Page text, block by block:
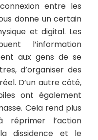
entre les
donne un certain
et digital. Les
l’information
aux gens de se
d’organiser des
D’un autre côté,
ont également
Cela rend plus
l’action
dissidence et le